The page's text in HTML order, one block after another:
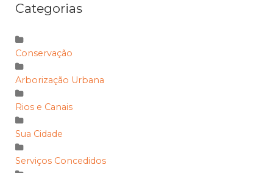
Categorias
Conservação
Arborização Urbana
Rios e Canais
Sua Cidade
Serviços Concedidos